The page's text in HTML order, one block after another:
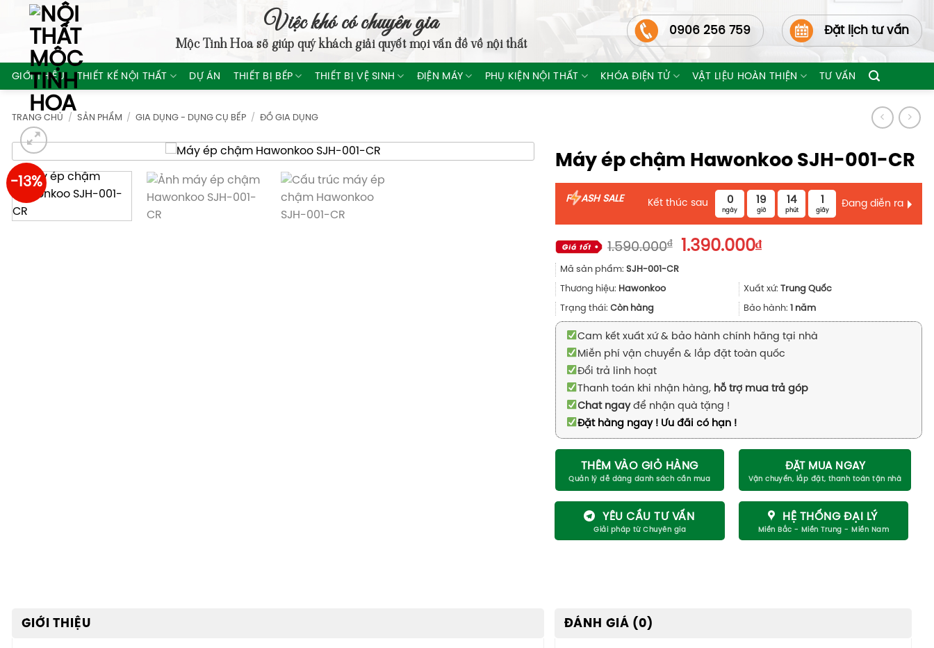
content
Việc khó có chuyên gia
Mộc Tinh Hoasẽ giúp quý khách giải quyết mọi vấn đề về nội thất
0906 256 759 Đặt lịch tư vấn
GIỚI THIỆU THIẾT KẾ NỘI THẤT DỰ ÁN THIẾT BỊ BẾP THIẾT BỊ VỆ SINH ĐIỆN MÁY PHỤ KIỆN NỘI THẤT KHÓA ĐIỆN TỬ VẬT LIỆU HOÀN THIỆN TƯ VẤN
TRANG CHỦ / SẢN PHẨM / GIA DỤNG - DỤNG CỤ BẾP / ĐỒ GIA DỤNG
-13%
Máy ép chậm Hawonkoo SJH-001-CR
F ASH SALE Kết thúc sau 0
ngày
19
giờ
14
phút
0
giây
Đang diễn ra
1.590.000₫
Giá
1.590.000₫.
1.390.000₫Giá
là:
1.390.000₫.
Mã sản phẩm: SJH-001-CR
Thương hiệu: Hawonkoo Xuất xứ: Trung Quốc
Trạng thái: Còn hàng Bảo hành: 1 năm
Cam kết xuất xứ & bảo hành chính hãng tại nhà
Miễn phí vận chuyển & lắp đặt toàn quốc
Đổi trả linh hoạt
Thanh toán khi nhận hàng, hỗ trợ mua trả góp
Chat ngayđể nhận quà tặng !
Đặt hàng ngay ! Ưu đãi có hạn !
THÊM VÀO GIỎ HÀNG ĐẶT MUA NGAY
YÊU CẦU TƯ VẤN HỆ THỐNG ĐẠI LÝ
GIỚI THIỆU ĐÁNH GIÁ (0)